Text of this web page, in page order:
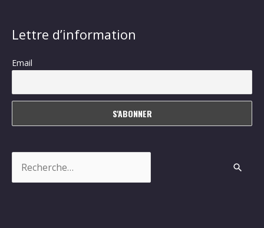
Lettre d’information
Email